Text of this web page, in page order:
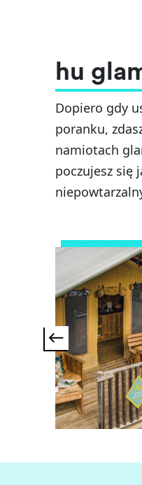
hu
Dopiero gdy
poranku,
namiotach
poczujesz się